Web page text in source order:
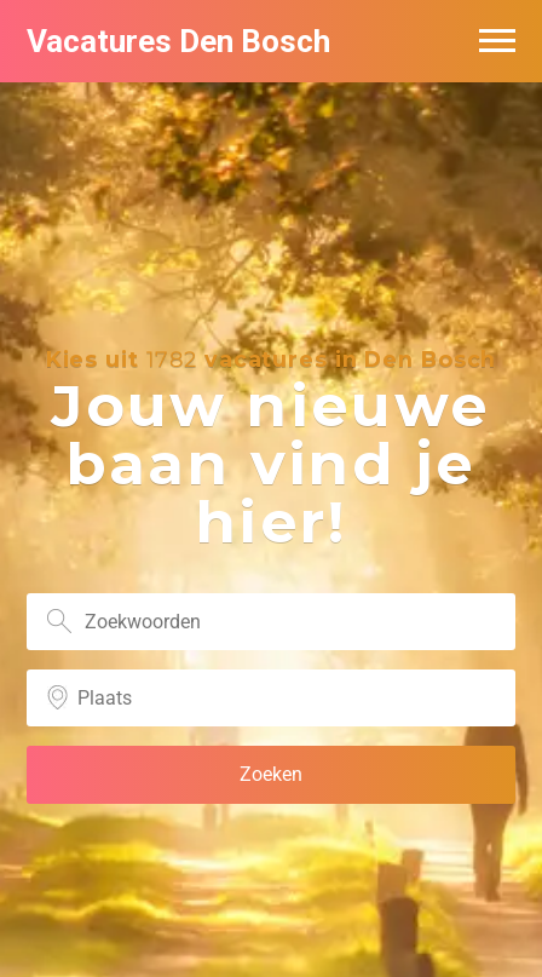
Vacatures Den Bosch
Kies uit 1782vacatures in Den Bosch
Jouw nieuwe
baan vind je
hier!
Vacatures per bedrijf in Den Bosch
De populairste vacatures in Den Bosch